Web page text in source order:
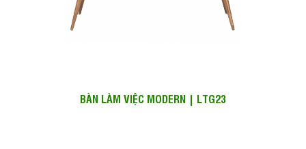
BÀN LÀM VIỆC MODERN | LTG23